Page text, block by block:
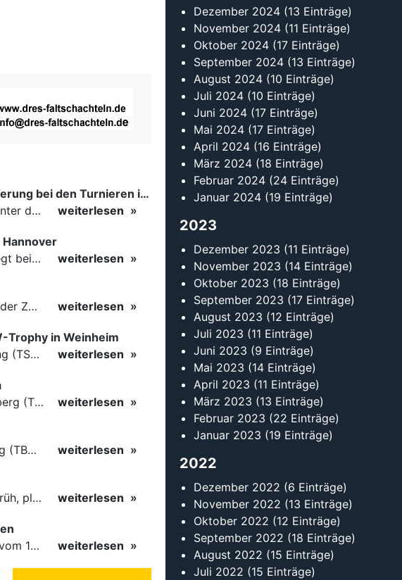
Tanzsport auf höchstem Niveau: Begeisterung bei den Turnieren in…
Ein rundum gelungenes Tanzsport-Wochenende liegt hinter den Paaren und Organisatoren in Enzklösterle. Am 1. und 2. August 2026 verwandelte sich die Festhalle wieder in einen lebendigen Mittelpunkt des…
weiterlesen
Der erste Deutsche Meister steht fest B-Boy Roman siegt bei den Juniors
weiterlesen
Für einige nachgemeldete Turniere im 2 Halbjahr sucht der ZWE noch Wertungsrichter.
weiterlesen
Trophy in Weinheim
Am 18. und 19. Juli 2026 richtete die Tanzsportabteilung (TSA) der TSG 1862 Weinheim das Abschlussturnier der diesjährigen TBW-Trophy-Serie aus. Zum traditionellen Saisonfinale kamen rund 400 Starts über…
weiterlesen
Die Paare aus dem Tanzsportverband Baden-Württemberg (TBW) haben beim hochklassig besetzten WDSF GrandSlam im chinesischen Nanjing wieder einmal auf internationalem Top-Niveau geglänzt. Das…
weiterlesen
Die Paare des Tanzsportverbandes Baden-Württemberg (TBW) glänzten auf dem internationalen Parkett des Vienna Dance Concourse 2026 im Wiener Rathaus mit hervorragenden Platzierungen Ergebnisse unter: …
weiterlesen
Ein Engel hat die Bühne des Lebens verlassen. Viel zu früh, plötzlich und für uns alle unfassbar, wurde unsere geliebte Kristina (Krissi) Flaig im Alter von 36 Jahren aus dem Leben gerissen. Das Tanzen…
weiterlesen
Für das Modul Grundlagen der Breitensportausbildung vom 10. bis 13. September an der Landessportschule Albstadt sind noch Plätze frei. Das Modul kann auch für den Lizenzerhalt (30 LE fachlich) genutzt…
weiterlesen
Dezember 2024 (13 Einträge)
November 2024 (11 Einträge)
Oktober 2024 (17 Einträge)
September 2024 (13 Einträge)
August 2024 (10 Einträge)
Juli 2024 (10 Einträge)
Juni 2024 (17 Einträge)
Mai 2024 (17 Einträge)
April 2024 (16 Einträge)
März 2024 (18 Einträge)
Februar 2024 (24 Einträge)
Januar 2024 (19 Einträge)
2023
Dezember 2023 (11 Einträge)
November 2023 (14 Einträge)
Oktober 2023 (18 Einträge)
September 2023 (17 Einträge)
August 2023 (12 Einträge)
Juli 2023 (11 Einträge)
Juni 2023 (9 Einträge)
Mai 2023 (14 Einträge)
April 2023 (11 Einträge)
März 2023 (13 Einträge)
Februar 2023 (22 Einträge)
Januar 2023 (19 Einträge)
2022
Dezember 2022 (6 Einträge)
November 2022 (13 Einträge)
Oktober 2022 (12 Einträge)
September 2022 (18 Einträge)
August 2022 (15 Einträge)
Juli 2022 (15 Einträge)